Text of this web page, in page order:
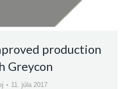
production
Greycon
11. júla 2017